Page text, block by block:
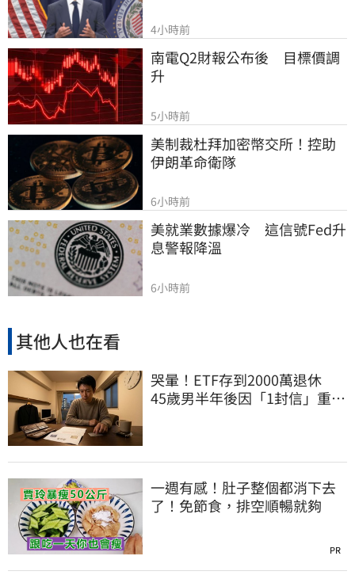
4小時前
南電Q2財報公布後　目標價調
升
5小時前
美制裁杜拜加密幣交所！控助
伊朗革命衛隊
6小時前
美就業數據爆冷　這信號Fed升
息警報降溫
6小時前
其他人也在看
哭暈！ETF存到2000萬退休
45歲男半年後因「1封信」重回
一週有感！肚子整個都消下去
了！免節食，排空順暢就夠
PR